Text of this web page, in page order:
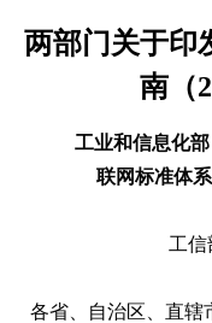
两部门关于印
南（
工业和信息化
联网标准体
工信
各省、自治区、直辖